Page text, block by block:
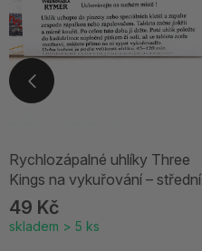
Rychlozápalné uhlíky Three
Kings na vykuřování – střední
49 Kč
skladem > 5 ks